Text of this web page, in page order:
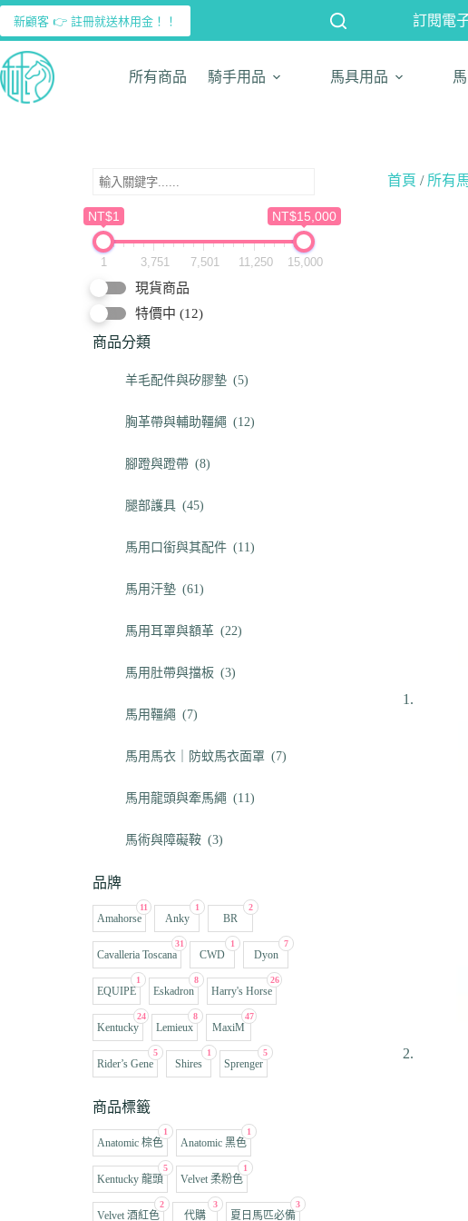
新顧客 👉 註冊就送林用金！！ 訂閱電
所有商品 騎手用品 馬具用品
NT$1 NT$15,000
1 3,751 7,501 11,250 15,000
現貨商品
特價中 (12)
商品分類
羊毛配件與矽膠墊 (5)
胸革帶與輔助韁繩 (12)
腳蹬與蹬帶 (8)
腿部護具 (45)
馬用口銜與其配件 (11)
馬用汗墊 (61)
馬用耳罩與額革 (22)
馬用肚帶與擋板 (3)
馬用韁繩 (7)
馬用馬衣｜防蚊馬衣面罩 (7)
馬用龍頭與牽馬繩 (11)
馬術與障礙鞍 (3)
品牌
11
Amahorse
1
Anky
2
BR
31
Cavalleria Toscana
1
CWD
7
Dyon
1
EQUIPE
8
Eskadron
26
Harry's Horse
24
Kentucky
8
Lemieux
47
MaxiM
5
Rider’s Gene
1
Shires
5
Sprenger
商品標籤
1
Anatomic 棕色
1
Anatomic 黑色
5
Kentucky 龍頭
1
Velvet 柔粉色
2
Velvet 酒紅色
3
代購
3
夏日馬匹必備
首頁 / 所有